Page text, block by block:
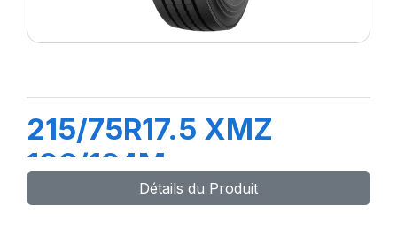
215/75R17.5 XMZ
126/124M
Détails du Produit